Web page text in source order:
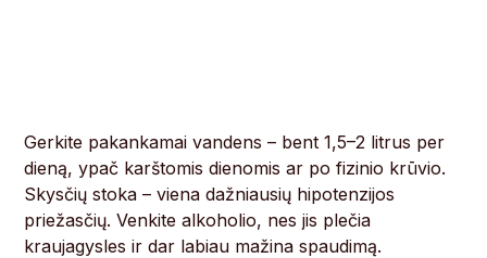
Gerkite pakankamai vandens – bent 1,5–2 litrus per
dieną, ypač karštomis dienomis ar po fizinio krūvio.
Skysčių stoka – viena dažniausių hipotenzijos
priežasčių. Venkite alkoholio, nes jis plečia
kraujagysles ir dar labiau mažina spaudimą.